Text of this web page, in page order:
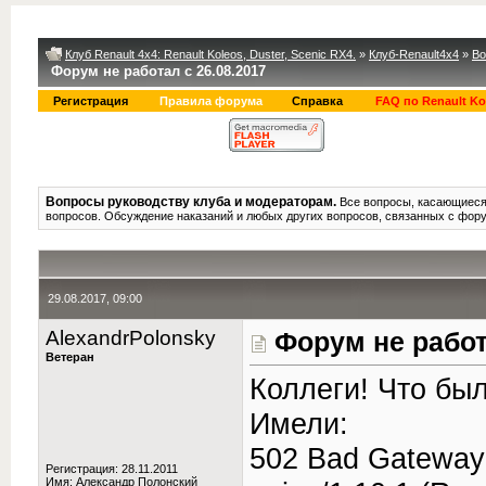
Клуб Renault 4x4: Renault Koleos, Duster, Scenic RX4. » Клуб-Renault4x4 »
Форум не работал с 26.08.2017
Регистрация Правила форума Справка FAQ по Renault
Вопросы руководству клуба и модераторам. Все вопросы,
вопросов. Обсуждение наказаний и любых других вопросов, связанных с
29.08.2017, 09:00
AlexandrPolonsky
Ветеран
Регистрация: 28.11.2011
Имя: Александр Полонский
Форум не
Коллеги! Что
Имели:
502 Bad Gateway